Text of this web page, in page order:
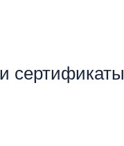
сертификаты